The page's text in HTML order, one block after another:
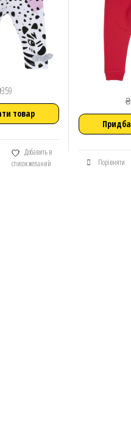
359
товар
Добавить в
список желаний
₴
Порівняти